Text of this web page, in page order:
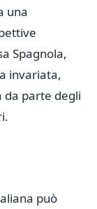
una
Spagnola,
invariata,
da parte degli
può